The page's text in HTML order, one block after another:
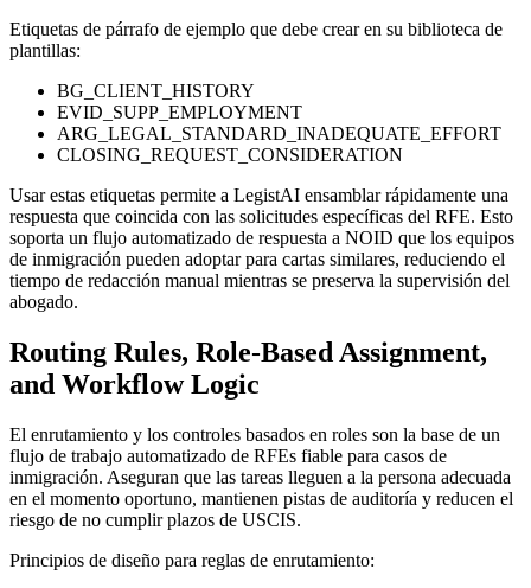
Etiquetas de párrafo de ejemplo que debe crear en su biblioteca de
plantillas:
BG_CLIENT_HISTORY
EVID_SUPP_EMPLOYMENT
ARG_LEGAL_STANDARD_INADEQUATE_EFFORT
CLOSING_REQUEST_CONSIDERATION
Usar estas etiquetas permite a LegistAI ensamblar rápidamente una
respuesta que coincida con las solicitudes específicas del RFE. Esto
soporta un flujo automatizado de respuesta a NOID que los equipos
de inmigración pueden adoptar para cartas similares, reduciendo el
tiempo de redacción manual mientras se preserva la supervisión del
abogado.
Routing Rules, Role-Based Assignment,
and Workflow Logic
El enrutamiento y los controles basados en roles son la base de un
flujo de trabajo automatizado de RFEs fiable para casos de
inmigración. Aseguran que las tareas lleguen a la persona adecuada
en el momento oportuno, mantienen pistas de auditoría y reducen el
riesgo de no cumplir plazos de USCIS.
Principios de diseño para reglas de enrutamiento: